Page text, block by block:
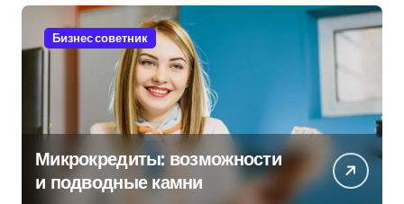
Бизнес советник
Микрокредиты: возможности
и подводные камни